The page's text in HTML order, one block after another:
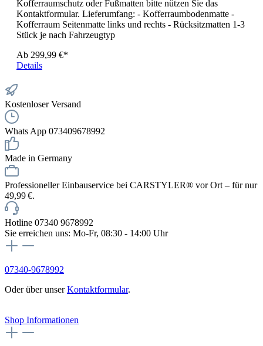
Kofferraumschutz oder Fußmatten bitte nützen Sie das
Kontaktformular. Lieferumfang: - Kofferraumbodenmatte -
Kofferraum Seitenmatte links und rechts - Rücksitzmatten 1-3
Stück je nach Fahrzeugtyp
Ab 299,99 €*
Details
Kostenloser Versand
Whats App 073409678992
Made in Germany
Professioneller Einbauservice bei CARSTYLER® vor Ort – für nur
49,99 €.
Hotline 07340 9678992
Sie erreichen uns: Mo-Fr, 08:30 - 14:00 Uhr
07340-9678992
Oder über unserKontaktformular.
Shop Informationen